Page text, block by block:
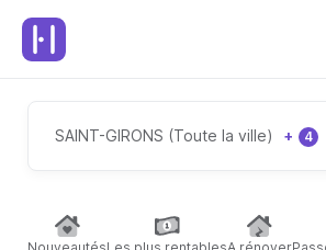
SAINT-GIRONS (Toute la ville) + 4